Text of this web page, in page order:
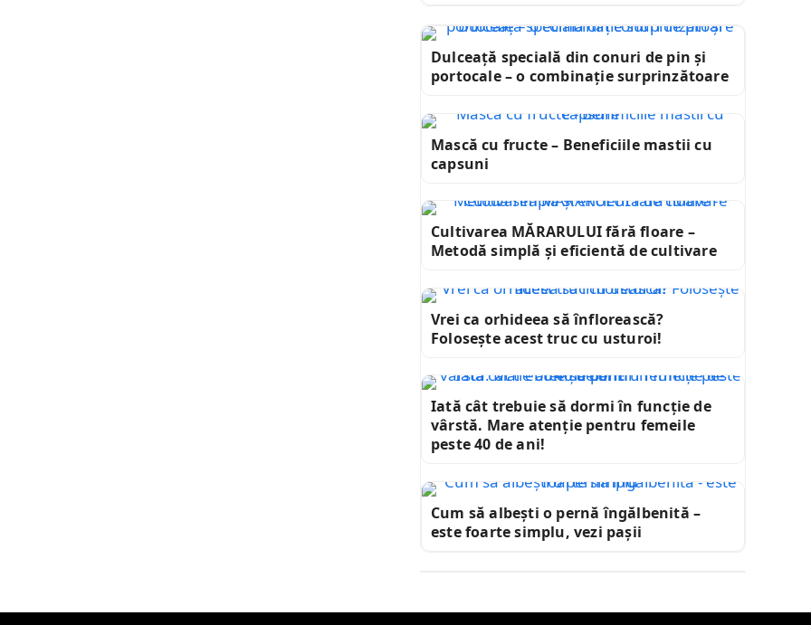
Dulceață specială din conuri de pin și
portocale – o combinație surprinzătoare
Mască cu fructe – Beneficiile mastii cu
capsuni
Cultivarea MĂRARULUI fără floare –
Metodă simplă și eficientă de cultivare
Vrei ca orhideea să înflorească?
Folosește acest truc cu usturoi!
Iată cât trebuie să dormi în funcție de
vârstă. Mare atenție pentru femeile
peste 40 de ani!
Cum să albești o pernă îngălbenită –
este foarte simplu, vezi pașii